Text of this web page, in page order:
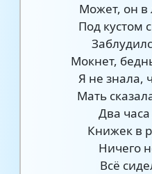
Может, он в
Под кустом
Мокнет,
Я не знала,
Мать
Два
Книжек в
Ничего
Всё